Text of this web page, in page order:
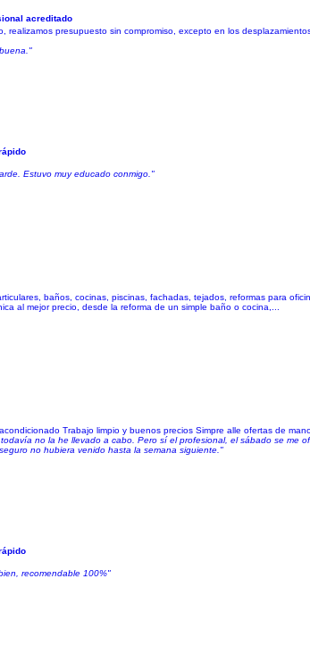
acreditado
presupuesto sin compromiso, excepto en los
Estuvo muy educado conmigo."
baños, cocinas, piscinas, fachadas, tejados, reformas para
al mejor precio, desde la reforma de un simple baño o cocina,...
Trabajo limpio y buenos precios Simpre alle ofertas de
no la he llevado a cabo. Pero sí el profesional, el sábado se me
no hubiera venido hasta la semana siguiente."
recomendable 100%"